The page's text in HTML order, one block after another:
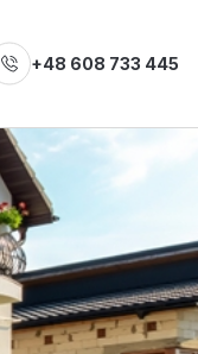
+48 608 733 445